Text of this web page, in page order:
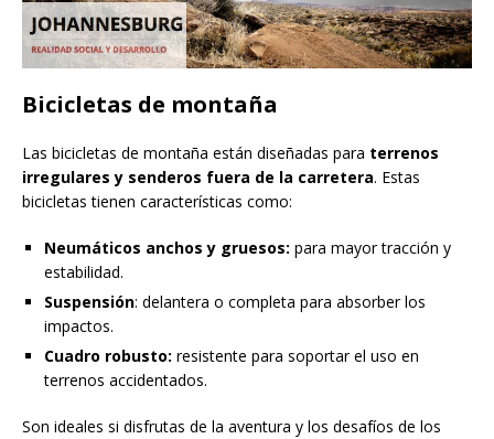
Bicicletas de montaña
Las bicicletas de montaña están diseñadas para terrenos
irregulares y senderos fuera de la carretera. Estas
bicicletas tienen características como:
Neumáticos anchos y gruesos: para mayor tracción y
estabilidad.
Suspensión: delantera o completa para absorber los
impactos.
Cuadro robusto: resistente para soportar el uso en
terrenos accidentados.
Son ideales si disfrutas de la aventura y los desafíos de los